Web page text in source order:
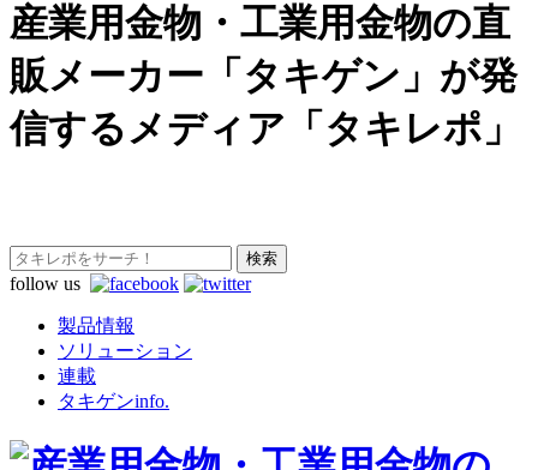
産業用金物・工業用金物の直
販メーカー「タキゲン」が発
信するメディア「タキレポ」
follow us
製品情報
ソリューション
連載
タキゲンinfo.